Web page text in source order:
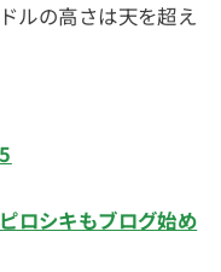
ルの高さは天を超え
ロシキもブログ始め